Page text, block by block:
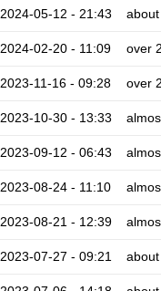
2024-05-12 - 21:43
2024-02-20 - 11:09 over
2023-11-16 - 09:28 over
2023-10-30 - 13:33
2023-09-12 - 06:43
2023-08-24 - 11:10
2023-08-21 - 12:39
2023-07-27 - 09:21